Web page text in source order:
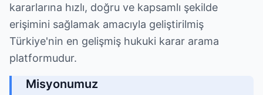
kararlarına hızlı, doğru ve kapsamlı şekilde
erişimini sağlamak amacıyla geliştirilmiş
Türkiye'nin en gelişmiş hukuki karar arama
platformudur.
Misyonumuz